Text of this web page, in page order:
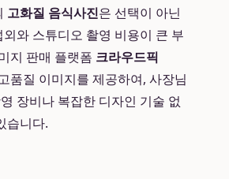
고화질 음식사진은 선택이 아닌
와 스튜디오 촬영 비용이 큰 부
지 판매 플랫폼 크라우드픽
품질 이미지를 제공하여, 사장님
장비나 복잡한 디자인 기술 없
습니다.